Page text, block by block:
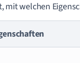
mit welchen